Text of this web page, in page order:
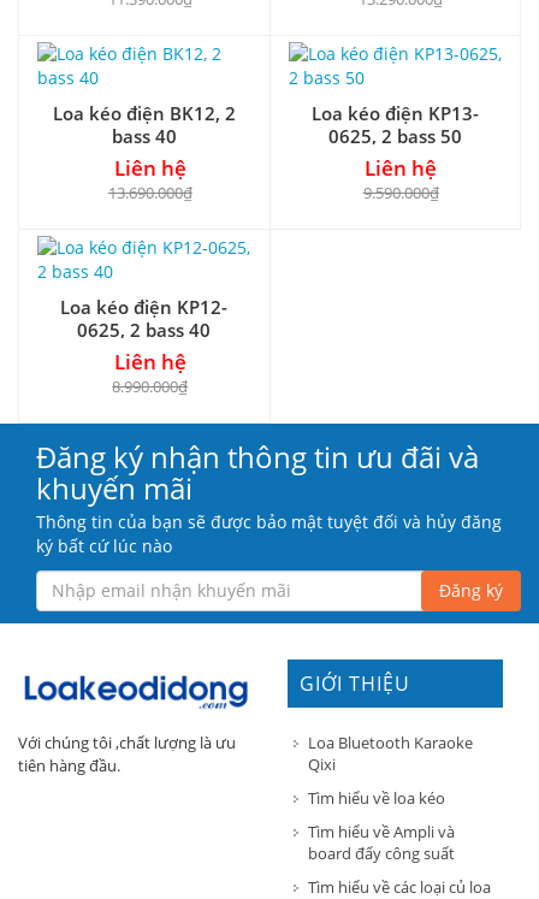
Loa kéo điện BK12, 2
bass 40
Liên hệ
13.690.000₫
Loa kéo điện KP13-
0625, 2 bass 50
Liên hệ
9.590.000₫
Loa kéo điện KP12-
0625, 2 bass 40
Liên hệ
8.990.000₫
Đăng ký nhận thông tin ưu đãi và
khuyến mãi
Thông tin của bạn sẽ được bảo mật tuyệt đối và hủy đăng
ký bất cứ lúc nào
Đăng ký
Với chúng tôi ,chất lượng là ưu
tiên hàng đầu.
GIỚI THIỆU
Loa Bluetooth Karaoke
Qixi
Tìm hiểu về loa kéo
Tìm hiểu về Ampli và
board đẩy công suất
Tìm hiểu về các loại củ loa